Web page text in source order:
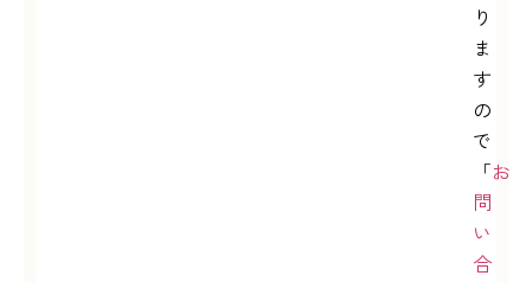
り
ま
す
の
で
「お
問
い
合